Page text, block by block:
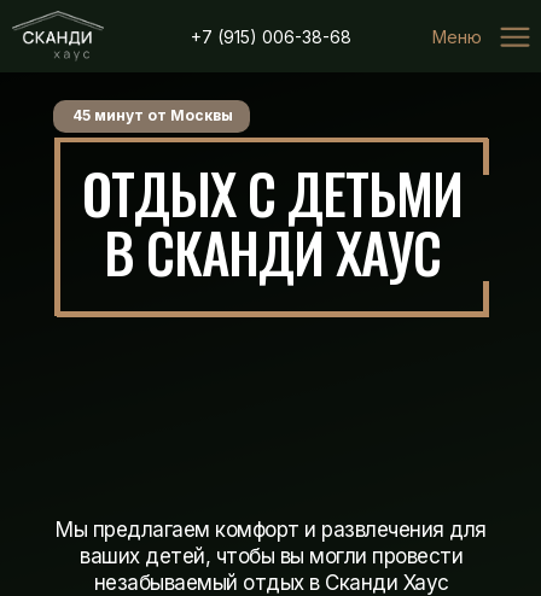
+7 (915) 006-38-68
Меню
45 минут от Москвы
ОТДЫХ С ДЕТЬМИ
В СКАНДИ ХАУС
Мы предлагаем комфорт и развлечения для
ваших детей, чтобы вы могли провести
незабываемый отдых в Сканди Хаус